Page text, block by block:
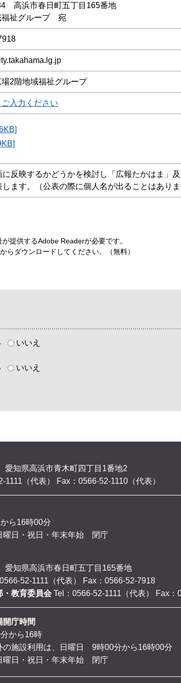
高浜市春日町五丁目165番地
福祉グループ 宛
2階地域福祉グループ
入力ください
反映するかどうかを検討し「広報たかはま」
ます。（公表の際に個人名が出ることはあり
提供するAdobe Readerが必要です。
らダウンロードしてください。（無料）
いいえ
いいえ
知県高浜市青木町四丁目1番地2
1111（代表）
Fax：0566-52-1110（代表）
ら16時00分
曜日・祝日・年末年始 閉庁
知県高浜市春日町五丁目165番地
52-1111（代表）
Fax：0566-52-7918
・教育委員会 Tel：0566-52-1111（代表） Fax：
開庁時間
から16時
の施設利用は、日曜日 9時00分から16時00分
曜日・祝日・年末年始 閉庁